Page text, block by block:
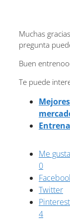
Muchas
pregunta
Buen
Te puede
Me gusta
0
Twitter
Pinterest
4